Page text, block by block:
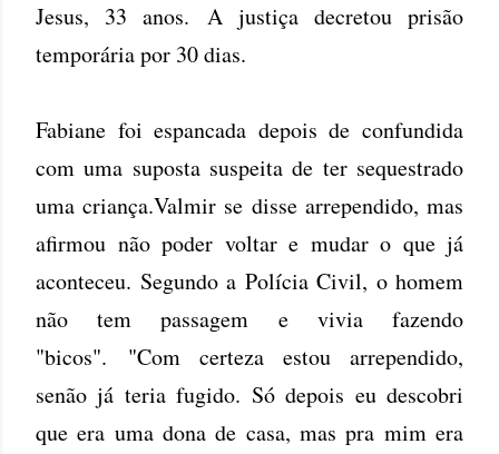
Jesus, 33 anos. A justiça decretou prisão
temporária por 30 dias.
Fabiane foi espancada depois de confundida
com uma suposta suspeita de ter sequestrado
uma criança.Valmir se disse arrependido, mas
afirmou não poder voltar e mudar o que já
aconteceu. Segundo a Polícia Civil, o homem
não tem passagem e vivia fazendo
"bicos". "Com certeza estou arrependido,
senão já teria fugido. Só depois eu descobri
que era uma dona de casa, mas pra mim era